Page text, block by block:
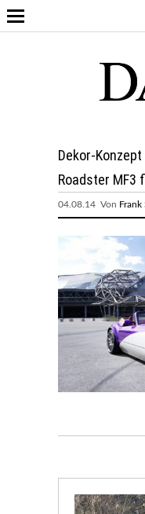
Dekor-
Roadster MF3
04.08.14 Von Frank